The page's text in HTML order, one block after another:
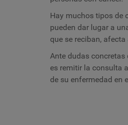
Hay muchos tipos de
pueden dar lugar a
que se reciban,
Ante dudas
es remitir la consulta
de su enfermedad en